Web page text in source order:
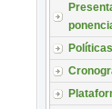
Políticas